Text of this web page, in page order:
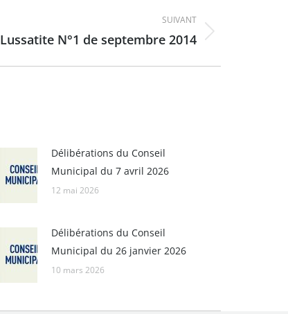
SUIVANT
Lussatite N°1 de septembre 2014
Délibérations du Conseil
Municipal du 7 avril 2026
12 mai 2026
Délibérations du Conseil
Municipal du 26 janvier 2026
10 mars 2026